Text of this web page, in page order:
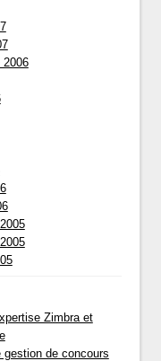
2006
Zimbra et
gestion de concours